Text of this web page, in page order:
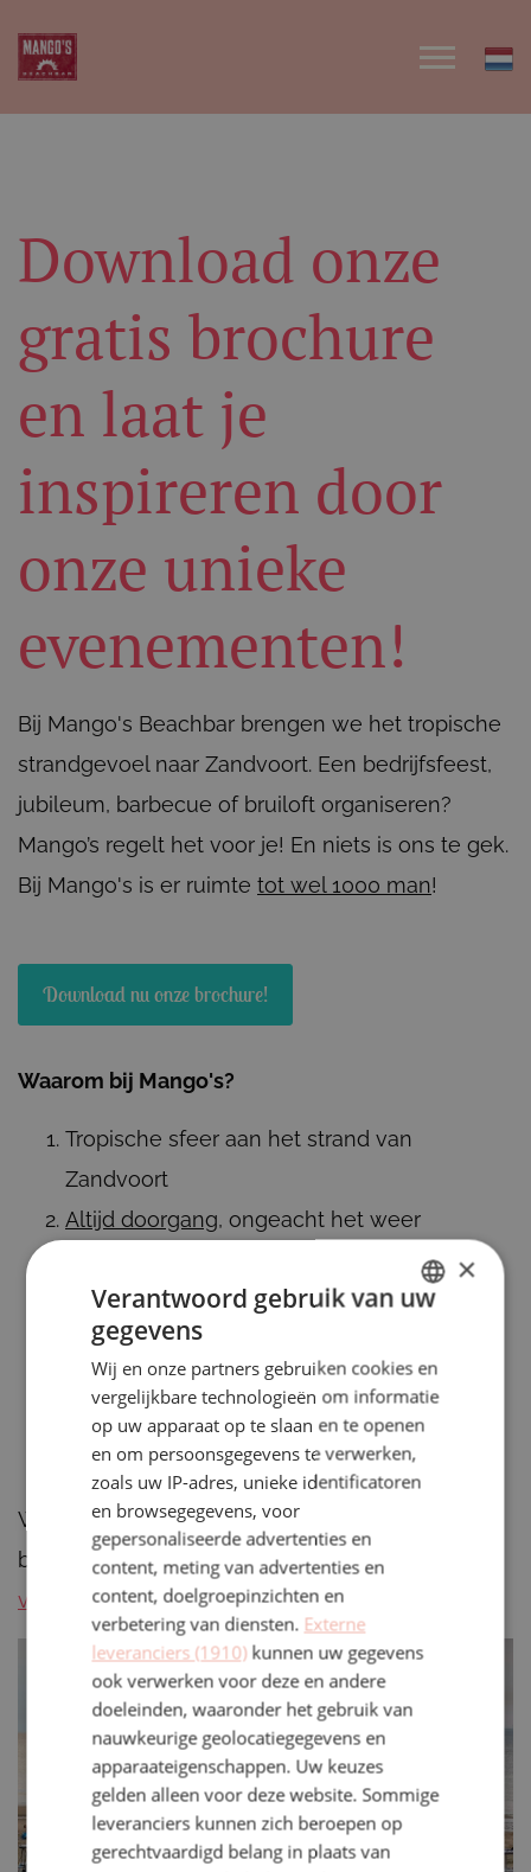
Download onze
gratis brochure
en laat je
inspireren door
onze unieke
evenementen!
Bij Mango's Beachbar brengen we het tropische
strandgevoel naar Zandvoort. Een bedrijfsfeest,
jubileum, barbecue of bruiloft organiseren?
Mango’s regelt het voor je! En niets is ons te gek.
Bij Mango's is er ruimte tot wel 1000 man!
Download nu onze brochure!
Waarom bij Mango's?
Tropische sfeer aan het strand van
Zandvoort
Altijd doorgang, ongeacht het weer
Ieder evenement is maatwerk en daarmee
uniek
Vooraf vastgesteld budget zonder
verborgen kosten
Goede bereikbaarheid met het
Openbaar Vervoer
Wacht niet langer en neem een kijkje in onze
brochure! Keuze al gemaakt?Vraag meteen een
vrijblijvende offerte aan!
ENGLISH
×
Verantwoord gebruik van uw
gegevens
Wij en onze partners gebruiken cookies en
vergelijkbare technologieën om informatie
op uw apparaat op te slaan en te openen
en om persoonsgegevens te verwerken,
zoals uw IP-adres, unieke identificatoren
en browsegegevens, voor
gepersonaliseerde advertenties en
content, meting van advertenties en
content, doelgroepinzichten en
verbetering van diensten. Externe
leveranciers (1910)kunnen uw gegevens
ook verwerken voor deze en andere
doeleinden, waaronder het gebruik van
nauwkeurige geolocatiegegevens en
apparaateigenschappen. Uw keuzes
gelden alleen voor deze website. Sommige
leveranciers kunnen zich beroepen op
gerechtvaardigd belang in plaats van